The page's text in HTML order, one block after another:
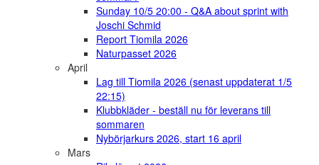
Sunday 10/5 20:00 - Q&A about sprint with
Joschi Schmid
Report Tiomila 2026
Naturpasset 2026
April
Lag till Tiomila 2026 (senast uppdaterat 1/5
22:15)
Klubbkläder - beställ nu för leverans till
sommaren
Nybörjarkurs 2026, start 16 april
Mars